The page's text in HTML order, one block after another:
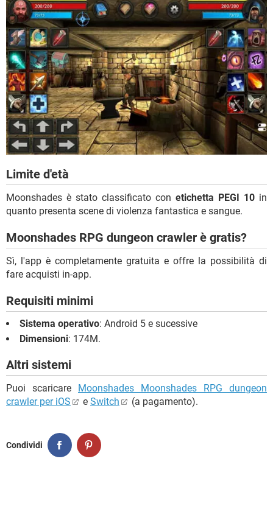
Limite d'età
Moonshades è stato classificato con etichetta PEGI 10 in
quanto presenta scene di violenza fantastica e sangue.
Moonshades RPG dungeon crawler è gratis?
Sì, l'app è completamente gratuita e offre la possibilità di
fare acquisti in-app.
Requisiti minimi
Sistema operativo: Android 5 e sucessive
Dimensioni: 174M.
Altri sistemi
Puoi scaricare
Moonshades Moonshades RPG dungeon
crawler per iOS
e Switch (a pagamento).
Condividi